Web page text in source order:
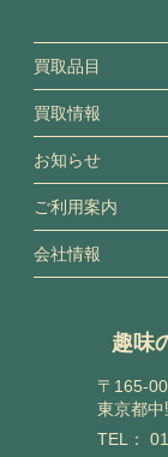
買取品目
買取情報
お知らせ
ご利用案内
会社情報
趣味
〒165-
東京都
TEL：